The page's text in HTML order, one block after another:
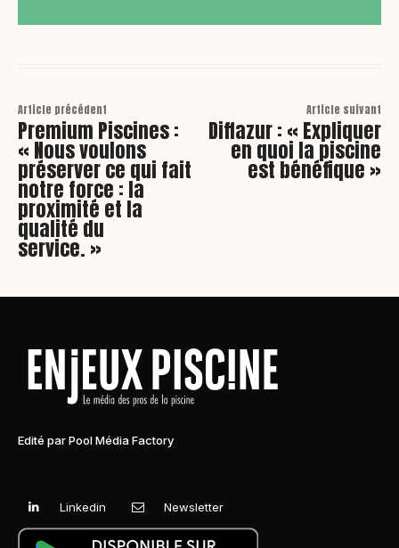
Article précédent
Premium Piscines :
« Nous voulons
préserver ce qui fait
notre force : la
proximité et la
qualité du
service. »
Article suivant
Diffazur : « Expliquer
en quoi la piscine
est bénéfique »
Edité par Pool Média Factory
Linkedin Newsletter